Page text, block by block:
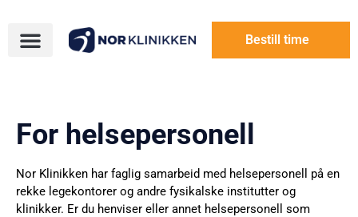
Bestill time
For helsepersonell
Nor Klinikken har faglig samarbeid med helsepersonell på en
rekke legekontorer og andre fysikalske institutter og
klinikker. Er du henviser eller annet helsepersonell som